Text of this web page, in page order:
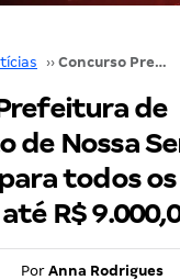
›› Concurso Prefeitura de Livramento de Nossa Senhora-BA: 588 vagas para todos os níveis e ganhos de até R$ 9.000,00
de
de Nossa
todos
R$
Por Anna Rodrigues